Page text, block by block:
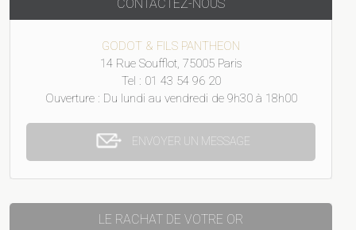
CONTACTEZ-NOUS
GODOT & FILS PANTHEON
14 Rue Soufflot, 75005 Paris
Tel : 01 43 54 96 20
Ouverture : Du lundi au vendredi de 9h30 à 18h00
ENVOYER UN MESSAGE
LE RACHAT DE VOTRE OR